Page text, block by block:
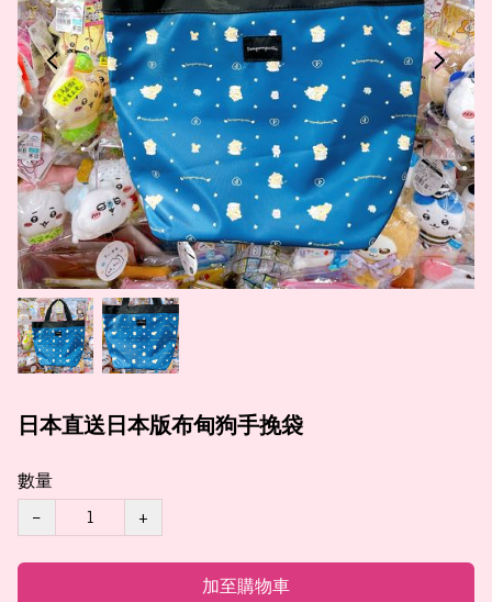
日本直送日本版布甸狗手挽袋
數量
−
+
加至購物車